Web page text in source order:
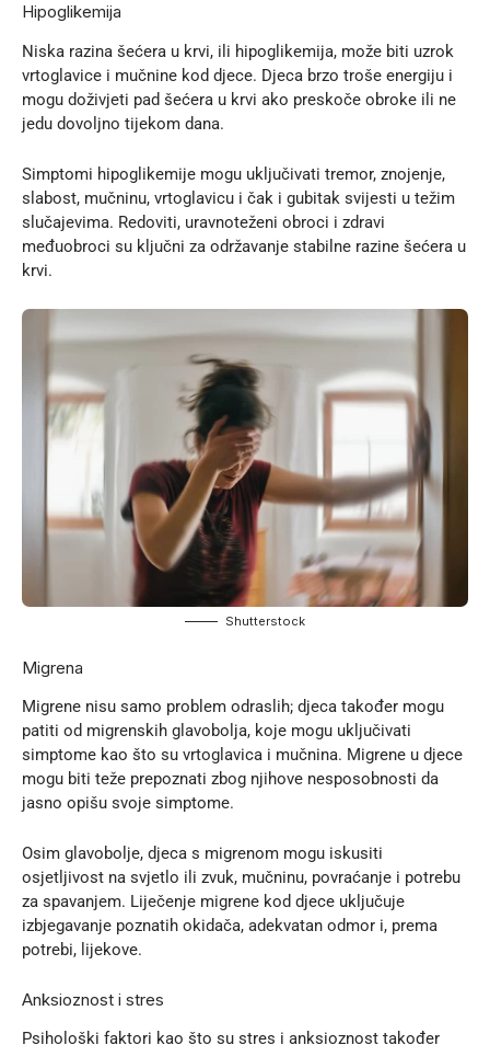
Hipoglikemija
Niska razina šećera u krvi, ili hipoglikemija, može biti uzrok
vrtoglavice i mučnine kod djece. Djeca brzo troše energiju i
mogu doživjeti pad šećera u krvi ako preskoče obroke ili ne
jedu dovoljno tijekom dana.
Simptomi hipoglikemije mogu uključivati tremor, znojenje,
slabost, mučninu, vrtoglavicu i čak i gubitak svijesti u težim
slučajevima. Redoviti, uravnoteženi obroci i zdravi
međuobroci su ključni za održavanje stabilne razine šećera u
krvi.
Shutterstock
Migrena
Migrene nisu samo problem odraslih; djeca također mogu
patiti od migrenskih glavobolja, koje mogu uključivati
simptome kao što su vrtoglavica i mučnina. Migrene u djece
mogu biti teže prepoznati zbog njihove nesposobnosti da
jasno opišu svoje simptome.
Osim glavobolje, djeca s migrenom mogu iskusiti
osjetljivost na svjetlo ili zvuk, mučninu, povraćanje i potrebu
za spavanjem. Liječenje migrene kod djece uključuje
izbjegavanje poznatih okidača, adekvatan odmor i, prema
potrebi, lijekove.
Anksioznost i stres
Psihološki faktori kao što su stres i anksioznost također